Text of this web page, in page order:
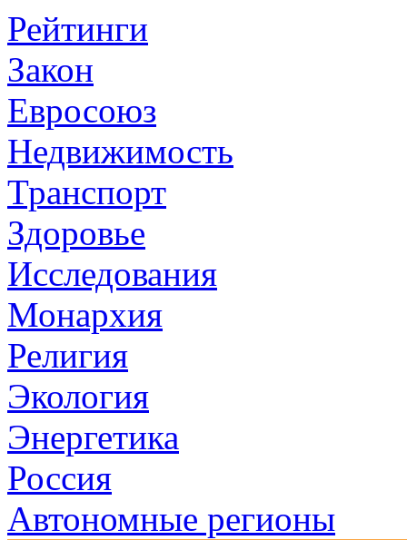
Рейтинги
Закон
Евросоюз
Недвижимость
Транспорт
Здоровье
Исследования
Монархия
Религия
Экология
Энергетика
Россия
Автономные регионы